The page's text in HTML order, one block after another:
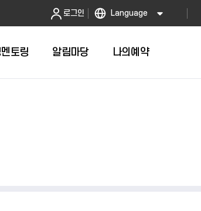
로그인 Language
토링 알림마당 나의예약